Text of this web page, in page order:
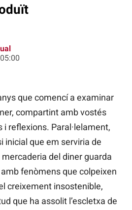
que comencí a examinar
compartint amb vostés
i reflexions. Paral·lelament,
inicial que em serviria de
del diner guarda
fenòmens que colpeixen
creixement insostenible,
que ha assolit l’escletxa de